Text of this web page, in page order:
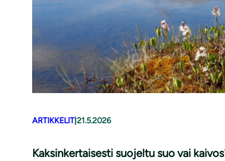
ARTIKKELIT| 21.5.2026
Kaksinkertaisesti suojeltu suo vai